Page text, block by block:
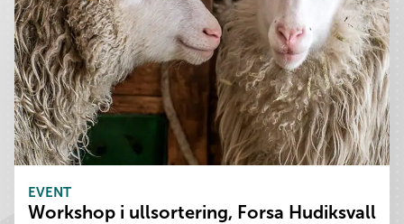
EVENT
Workshop i ullsortering, Forsa Hudiksvall